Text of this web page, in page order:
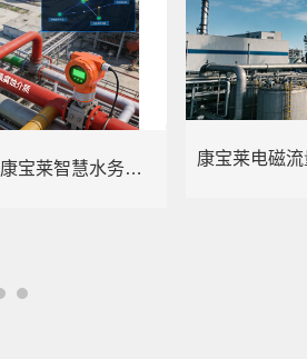
耐腐蚀与防爆双保障：康宝莱智慧水务赋能化工行业精准计量